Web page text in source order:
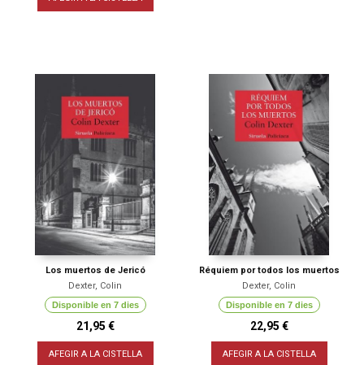
Los muertos de Jericó
Dexter, Colin
Disponible en 7 dies
21,95 €
AFEGIR A LA CISTELLA
Réquiem por todos los muertos
Dexter, Colin
Disponible en 7 dies
22,95 €
AFEGIR A LA CISTELLA